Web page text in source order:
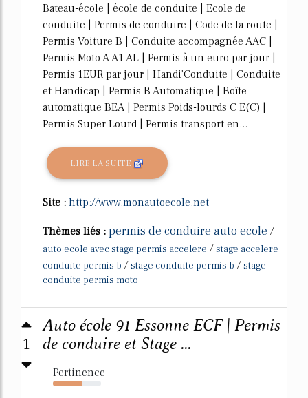
Bateau-école | école de conduite | Ecole de
conduite | Permis de conduire | Code de la route |
Permis Voiture B | Conduite accompagnée AAC |
Permis Moto A A1 AL | Permis à un euro par jour |
Permis 1EUR par jour | Handi'Conduite | Conduite
et Handicap | Permis B Automatique | Boîte
automatique BEA | Permis Poids-lourds C E(C) |
Permis Super Lourd | Permis transport en...
LIRE LA SUITE
Site : http://www.monautoecole.net
Thèmes liés : permis de conduire auto ecole /
auto ecole avec stage permis accelere /stage accelere
conduite permis b /stage conduite permis b /stage
conduite permis moto
1
Auto école 91 Essonne ECF | Permis
de conduire et Stage ...
Pertinence
62%